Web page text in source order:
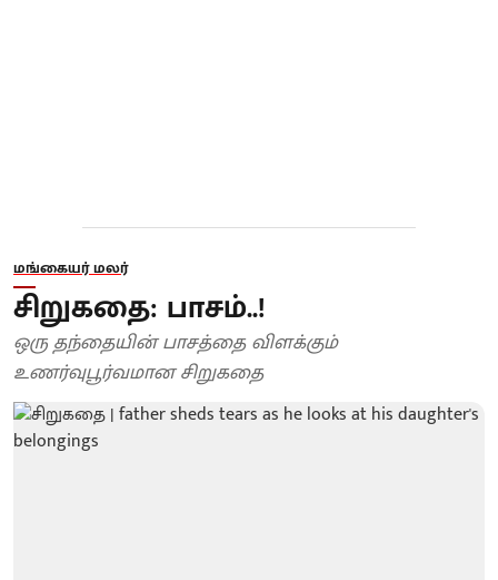
மங்கையர் மலர்
சிறுகதை: பாசம்..!
ஒரு தந்தையின் பாசத்தை விளக்கும்
உணர்வுபூர்வமான சிறுகதை